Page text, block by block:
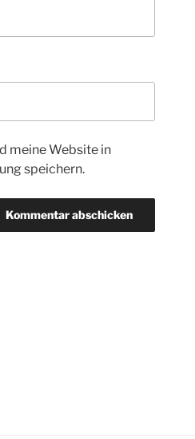
meine Website in
speichern.